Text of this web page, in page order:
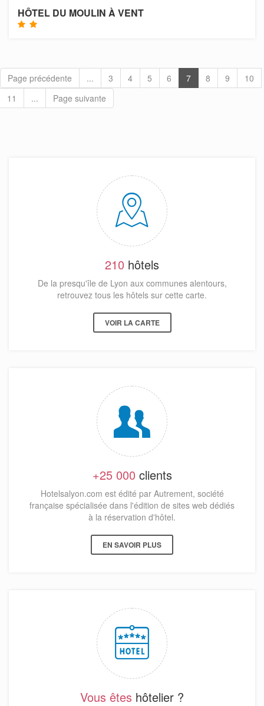
HÔTEL DU MOULIN À VENT
Page précédente ... 3 4 5 6 7 8 9
10
11
... Page suivante
210 hôtels
De la presqu'île de Lyon aux communes alentours,
retrouvez tous les hôtels sur cette carte.
VOIR LA CARTE
+25 000 clients
Hotelsalyon.com est édité par Autrement, société
française spécialisée dans l'édition de sites web dédiés
à la réservation d'hôtel.
EN SAVOIR PLUS
Vous êtes hôtelier ?